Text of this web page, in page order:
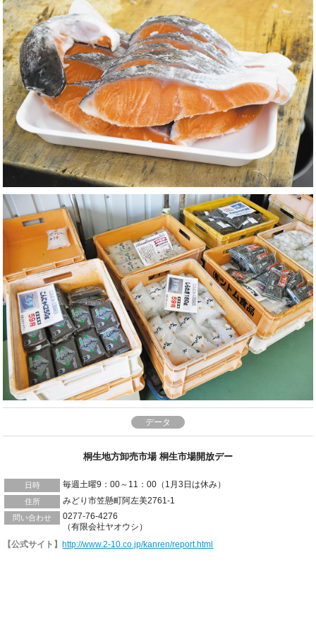
データ
桐生地方卸売市場 桐生市場開放デー
日時 毎週土曜9：00～11：00（1月3日は休み）
住所 みどり市笠懸町阿左美2761-1
問い合わせ
0277-76-4276
（有限会社ヤオウシ）
【公式サイト】 http://www.2-10.co.jp/kanren/report.html